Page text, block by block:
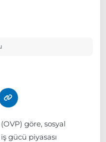
göre, sosyal
gücü piyasası